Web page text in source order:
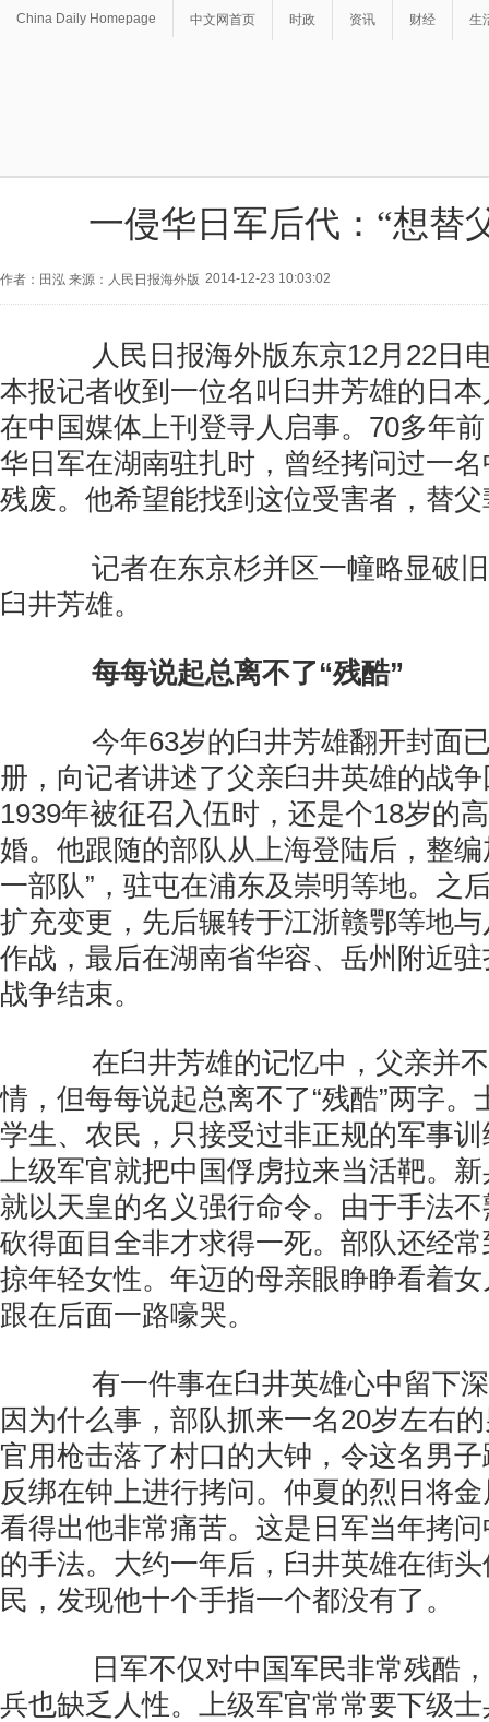
China Daily Homepage 中文网首页 时政 资讯 财经 生
一侵华日军后代：“想替
作者：田泓 来源：人民日报海外版 2014-12-23 10:03:02
人民日报海外版东京12月22日
本报记者收到一位名叫臼井芳雄的日
在中国媒体上刊登寻人启事。70多年
华日军在湖南驻扎时，曾经拷问过一
残废。他希望能找到这位受害者，替
记者在东京杉并区一幢略显破旧
臼井芳雄。
每每说起总离不了“残酷”
今年63岁的臼井芳雄翻开封面已
册，向记者讲述了父亲臼井英雄的战
1939年被征召入伍时，还是个18岁的
婚。他跟随的部队从上海登陆后，整
一部队”，驻屯在浦东及崇明等地。之
扩充变更，先后辗转于江浙赣鄂等地
作战，最后在湖南省华容、岳州附近
战争结束。
在臼井芳雄的记忆中，父亲并不
情，但每每说起总离不了“残酷”两字。
学生、农民，只接受过非正规的军事训
上级军官就把中国俘虏拉来当活靶。
就以天皇的名义强行命令。由于手法
砍得面目全非才求得一死。部队还经
掠年轻女性。年迈的母亲眼睁睁看着
跟在后面一路嚎哭。
有一件事在臼井英雄心中留下深
因为什么事，部队抓来一名20岁左右
官用枪击落了村口的大钟，令这名男
反绑在钟上进行拷问。仲夏的烈日将
看得出他非常痛苦。这是日军当年拷
的手法。大约一年后，臼井英雄在街
民，发现他十个手指一个都没有了。
日军不仅对中国军民非常残酷，
兵也缺乏人性。上级军官常常要下级